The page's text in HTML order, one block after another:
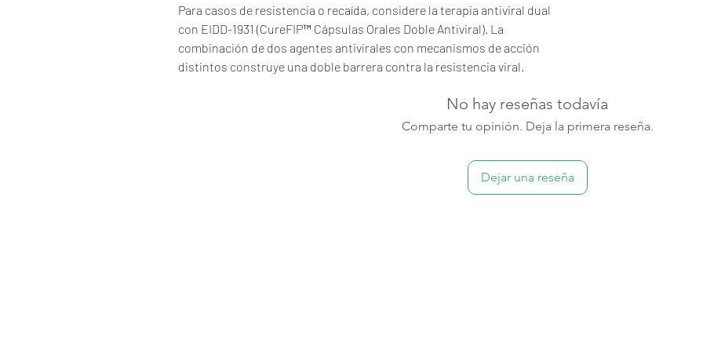
Para casos de resistencia o recaída, considere la terapia antiviral dual
con EIDD-1931 (CureFIP™ Cápsulas Orales Doble Antiviral). La
combinación de dos agentes antivirales con mecanismos de acción
distintos construye una doble barrera contra la resistencia viral.
No hay reseñas todavía
Comparte tu opinión. Deja la primera reseña.
Dejar una reseña